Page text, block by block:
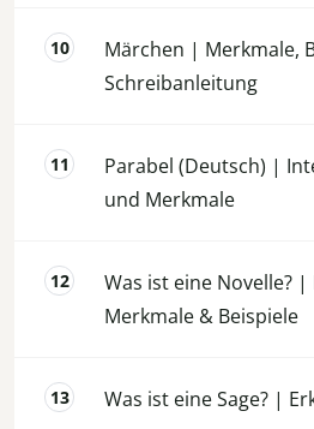
Märchen | Merkmale,
Schreibanleitung
Parabel (Deutsch) |
und Merkmale
Was ist eine Novelle?
Merkmale & Beispiele
Was ist eine Sage? |